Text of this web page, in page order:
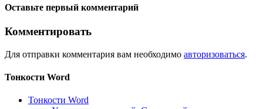
Оставьте первый комментарий
Комментировать
Для отправки комментария вам необходимо авторизоваться.
Тонкости Word
Тонкости Word